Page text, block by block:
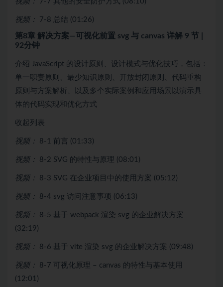
视频： 7-8 总结 (01:26)
第8章 解决方案—可视化前置 svg 与 canvas 详解 9 节 |
92分钟
介绍 JavaScript 的设计原则、设计模式与优化技巧，包括：
单一职责原则、最少知识原则、开放封闭原则、代码重构
原则与方案解析、以及多个实际案例和应用场景以演示具
体的代码实现和优化方式
收起列表
视频： 8-1 前言 (01:33)
视频： 8-2 SVG 的特性与原理 (08:01)
视频： 8-3 SVG 在企业项目中的使用方案 (05:12)
视频： 8-4 svg 访问注意事项 (06:13)
视频：
8-5 基于 webpack 渲染 svg 的企业解决方案
(32:19)
视频： 8-6 基于 vite 渲染 svg 的企业解决方案 (09:48)
视频：
8-7 可视化原理 – canvas 的特性与基本使用
(12:01)